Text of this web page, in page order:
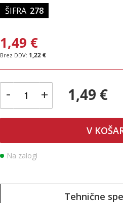
ŠIFRA 278
1,49 €
1,22 €
- + 1,49 €
V
Na zalogi
Tehnične